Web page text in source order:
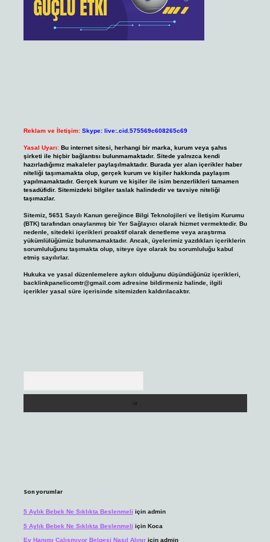
Reklam ve İletişim: Skype: live:.cid.575569c608265c69
Yasal Uyarı: Bu internet sitesi, herhangi bir marka, kurum veya şahıs
şirketi ile hiçbir bağlantısı bulunmamaktadır. Sitede yalnızca kendi
hazırladığımız makaleler paylaşılmaktadır. Burada yer alan içerikler haber
niteliği taşımamakta olup, gerçek kurum ve kişiler hakkında paylaşım
yapılmamaktadır. Gerçek kurum ve kişiler ile isim benzerlikleri tamamen
tesadüfidir. Sitemizdeki bilgiler taslak halindedir ve tavsiye niteliği
taşımazlar.
Sitemiz, 5651 Sayılı Kanun gereğince Bilgi Teknolojileri ve İletişim Kurumu
(BTK) tarafından onaylanmış bir Yer Sağlayıcı olarak hizmet vermektedir. Bu
nedenle, sitedeki içerikleri proaktif olarak denetleme veya araştırma
yükümlülüğümüz bulunmamaktadır. Ancak, üyelerimiz yazdıkları içeriklerin
sorumluluğunu taşımakta olup, siteye üye olarak bu sorumluluğu kabul
etmiş sayılırlar.
Hukuka ve yasal düzenlemelere aykırı olduğunu düşündüğünüz içerikleri,
backlinkpanelicomtr@gmail.comadresine bildirmeniz halinde, ilgili
içerikler yasal süre içerisinde sitemizden kaldırılacaktır.
Son yorumlar
5 Aylık Bebek Ne Sıklıkta Beslenmeli için admin
5 Aylık Bebek Ne Sıklıkta Beslenmeli için Koca
Ev Hanımı Çalışmıyor Belgesi Nasıl Alınıriçin admin